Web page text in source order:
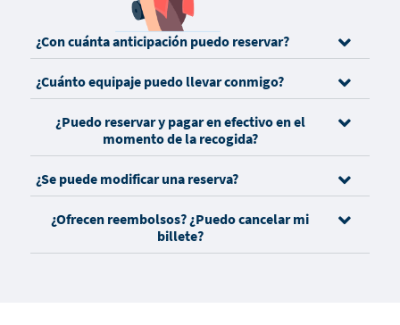
¿Con cuánta anticipación puedo reservar?
¿Cuánto equipaje puedo llevar conmigo?
¿Puedo reservar y pagar en efectivo en el
momento de la recogida?
¿Se puede modificar una reserva?
¿Ofrecen reembolsos? ¿Puedo cancelar mi
billete?